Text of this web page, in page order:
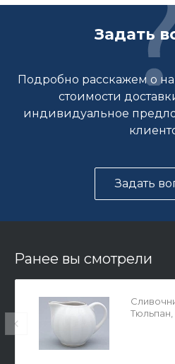
Задать
Подробно расскажем о
стоимости
индивидуальное
Задать
Ранее вы смотрели